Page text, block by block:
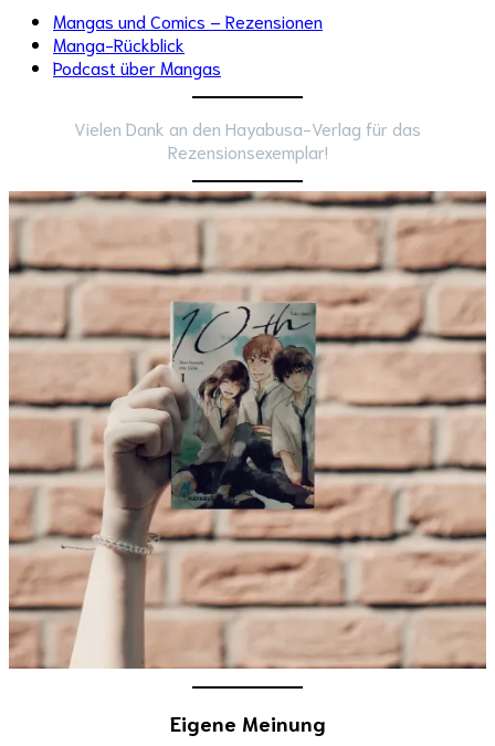
Mangas und Comics – Rezensionen
Manga-Rückblick
Podcast über Mangas
Vielen Dank an den Hayabusa-Verlag für das
Rezensionsexemplar!
Eigene Meinung